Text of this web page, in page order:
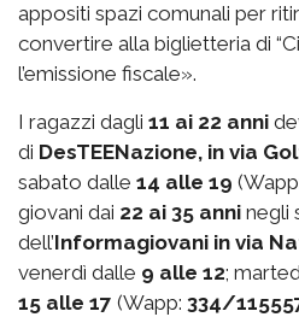
appositi spazi comunali per
convertire alla biglietteria di
l’emissione fiscale».
I ragazzi dagli 11 ai 22 anni
di DesTEENazione, in via
sabato dalle 14 alle 19
giovani dai 22 ai 35 anni negli
dell’Informagiovani in via
venerdì dalle 9 alle 12;
15 alle 17 (Wapp: 334/